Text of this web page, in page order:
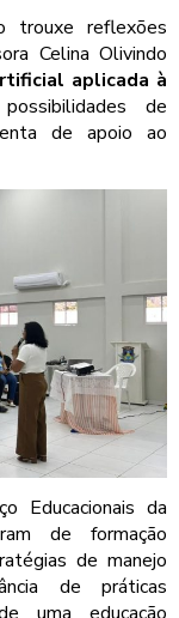
trouxe reflexões
Celina Olivindo
aplicada à
de
de apoio ao
Educacionais da
de formação
de manejo
de práticas